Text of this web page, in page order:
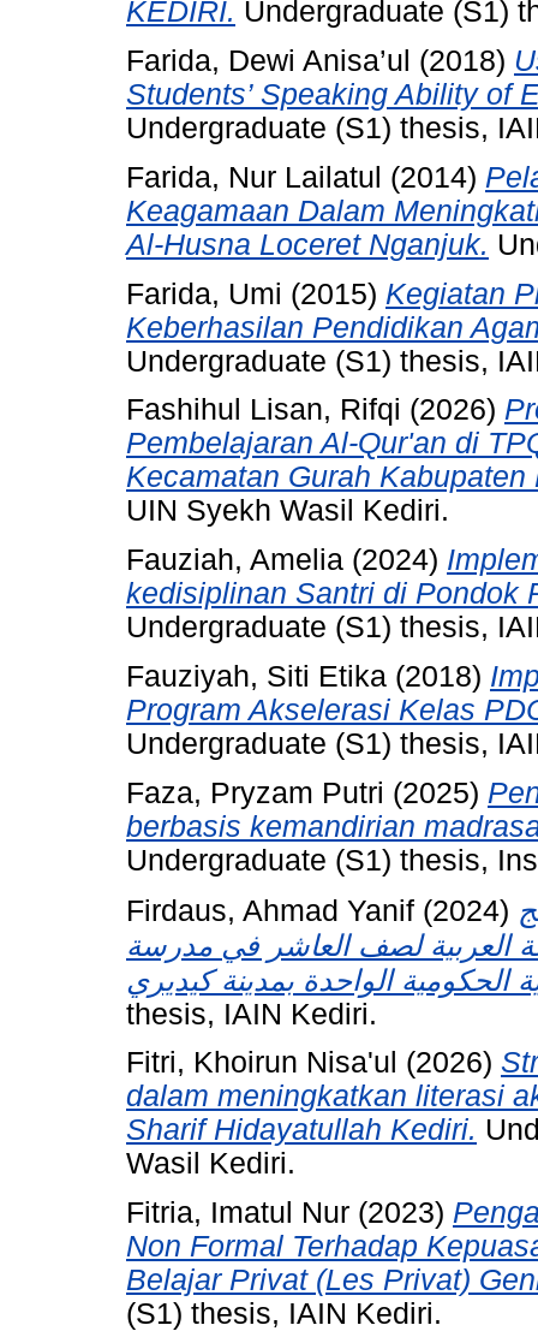
KEDIRI. Undergraduate (S1)
Farida, Dewi Anisa’ul (2018)
Students’ Speaking Ability of
Undergraduate (S1) thesis,
Farida, Nur Lailatul (2014)
Keagamaan Dalam
Al-Husna Loceret Nganjuk.
Farida, Umi (2015) Kegiatan
Keberhasilan Pendidikan
Undergraduate (S1) thesis,
Fashihul Lisan, Rifqi (2026)
Pembelajaran Al-Qur'an di
Kecamatan Gurah Kabupaten
UIN Syekh Wasil Kediri.
Fauziah, Amelia (2024)
kedisiplinan Santri di Pondok
Undergraduate (S1) thesis,
Fauziyah, Siti Etika (2018)
Program Akselerasi Kelas
Undergraduate (S1) thesis,
Faza, Pryzam Putri (2025)
berbasis kemandirian
Undergraduate (S1) thesis,
Firdaus, Ahmad Yanif (2024)
العربية لصف العاشر في مدرسة
thesis, IAIN Kediri.
Fitri, Khoirun Nisa'ul (2026)
dalam meningkatkan literasi
Sharif Hidayatullah Kediri.
Wasil Kediri.
Fitria, Imatul Nur (2023)
Non Formal Terhadap
Belajar Privat (Les Privat)
(S1) thesis, IAIN Kediri.